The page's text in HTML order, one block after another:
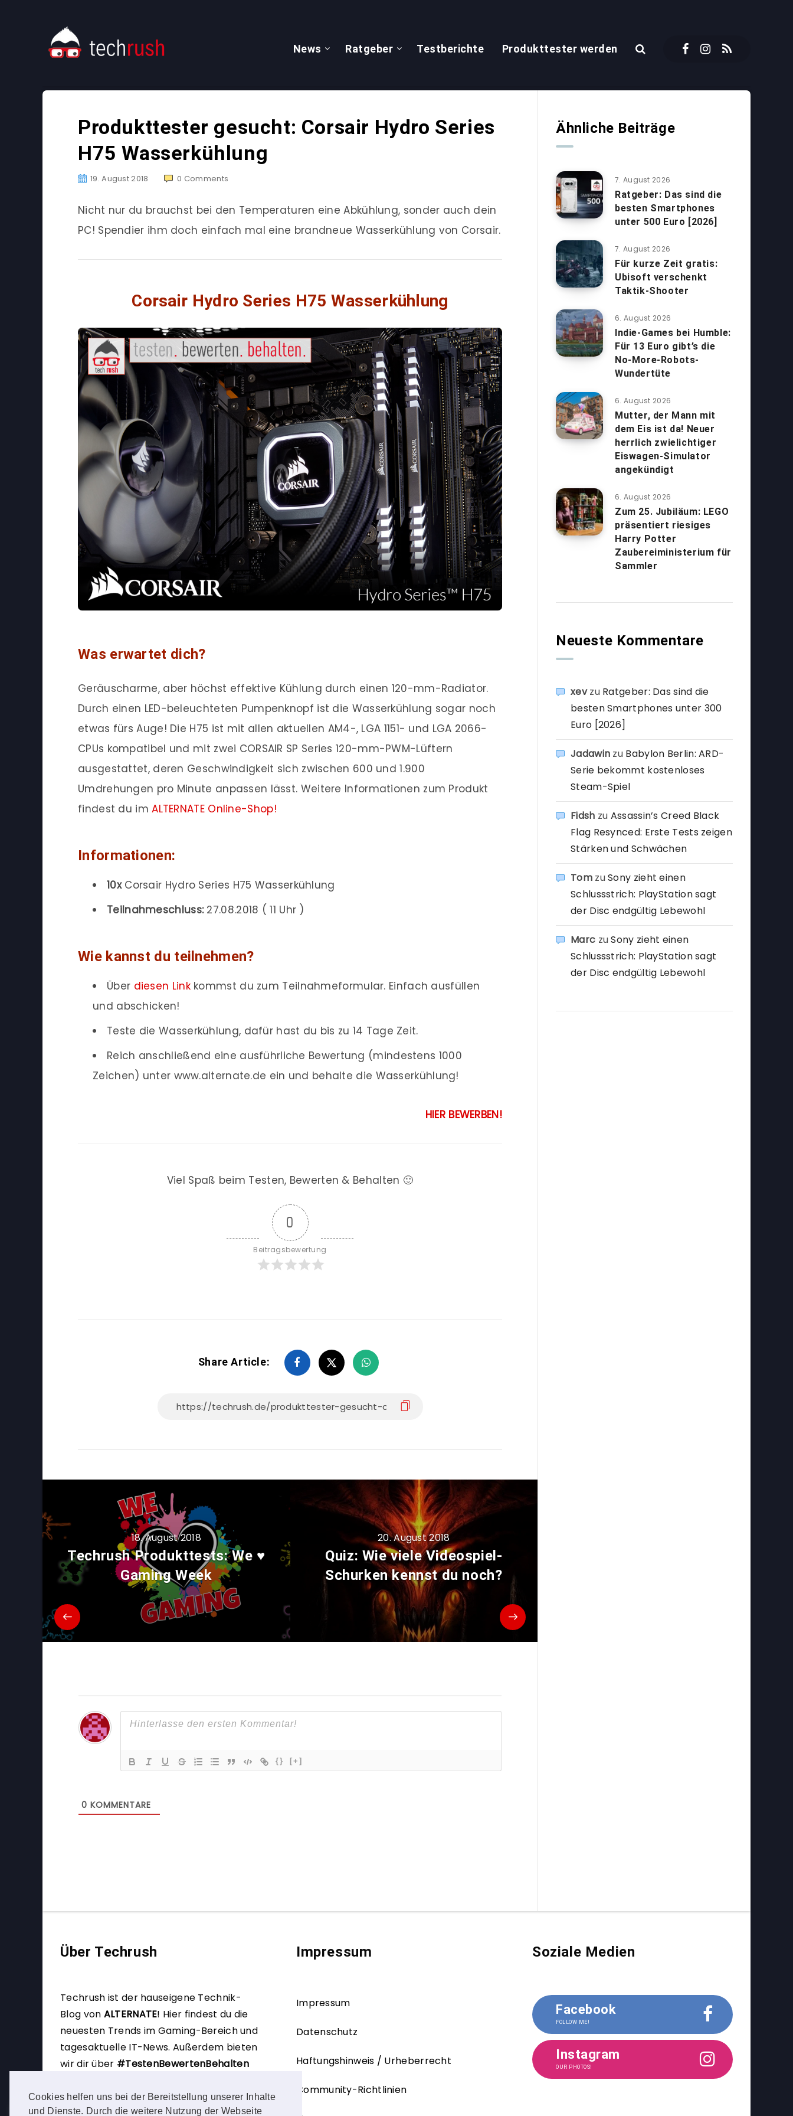
Cookies helfen uns bei der Bereitstellung unserer Inhalte
und Dienste. Durch die weitere Nutzung der Webseite
News Ratgeber Testberichte Produkttester werden
Produkttester gesucht: Corsair Hydro Series
H75 Wasserkühlung
19. August 2018 0 Comments
Nicht nur du brauchst bei den Temperaturen eine Abkühlung, sonder auch dein
PC! Spendier ihm doch einfach mal eine brandneue Wasserkühlung von Corsair.
Corsair Hydro Series H75 Wasserkühlung
Was erwartet dich?
Geräuscharme, aber höchst effektive Kühlung durch einen 120-mm-Radiator.
Durch einen LED-beleuchteten Pumpenknopf ist die Wasserkühlung sogar noch
etwas fürs Auge! Die H75 ist mit allen aktuellen AM4-, LGA 1151- und LGA 2066-
CPUs kompatibel und mit zwei CORSAIR SP Series 120-mm-PWM-Lüftern
ausgestattet, deren Geschwindigkeit sich zwischen 600 und 1.900
Umdrehungen pro Minute anpassen lässt. Weitere Informationen zum Produkt
findest du imALTERNATE Online-Shop!
Informationen:
10xCorsair Hydro Series H75 Wasserkühlung
Teilnahmeschluss:27.08.2018 ( 11 Uhr )
Wie kannst du teilnehmen?
Über diesen Linkkommst du zum Teilnahmeformular. Einfach ausfüllen
und abschicken!
Teste die Wasserkühlung, dafür hast du bis zu 14 Tage Zeit.
Reich anschließend eine ausführliche Bewertung (mindestens 1000
Zeichen) unter www.alternate.de ein und behalte die Wasserkühlung!
HIER BEWERBEN!
Viel Spaß beim Testen, Bewerten & Behalten 🙂
0
Beitragsbewertung
Share Article:
18. August 2018
Techrush Produkttests: We ♥
Gaming Week
20. August 2018
Quiz: Wie viele Videospiel-
Schurken kennst du noch?
{} [+]
0 KOMMENTARE
Ähnliche Beiträge
7. August 2026
Ratgeber: Das sind die
besten Smartphones
unter 500 Euro [2026]
7. August 2026
Für kurze Zeit gratis:
Ubisoft verschenkt
Taktik-Shooter
6. August 2026
Indie-Games bei Humble:
Für 13 Euro gibt’s die
No-More-Robots-
Wundertüte
6. August 2026
Mutter, der Mann mit
dem Eis ist da! Neuer
herrlich zwielichtiger
Eiswagen-Simulator
angekündigt
6. August 2026
Zum 25. Jubiläum: LEGO
präsentiert riesiges
Harry Potter
Zaubereiministerium für
Sammler
Neueste Kommentare
xevzu Ratgeber: Das sind die
besten Smartphones unter 300
Euro [2026]
Jadawin zu Babylon Berlin: ARD-
Serie bekommt kostenloses
Steam-Spiel
Fidsh zu Assassin’s Creed Black
Flag Resynced: Erste Tests zeigen
Stärken und Schwächen
TomzuSony zieht einen
Schlussstrich: PlayStation sagt
der Disc endgültig Lebewohl
Marc zuSony zieht einen
Schlussstrich: PlayStation sagt
der Disc endgültig Lebewohl
Über Techrush
Techrush ist der hauseigene Technik-
Blog von ALTERNATE! Hier findest du die
neuesten Trends im Gaming-Bereich und
tagesaktuelle IT-News. Außerdem bieten
wir dir über #TestenBewertenBehalten
werden.
Impressum
Impressum
Datenschutz
Haftungshinweis / Urheberrecht
Community-Richtlinien
Soziale Medien
Facebook
FOLLOW ME!
Instagram
OUR PHOTOS!